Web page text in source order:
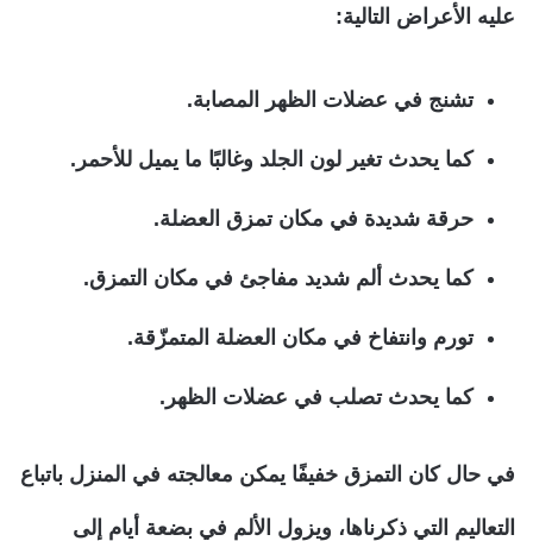
عليه الأعراض التالية:
تشنج في عضلات الظهر المصابة.
كما يحدث تغير لون الجلد وغالبًا ما يميل للأحمر.
حرقة شديدة في مكان تمزق العضلة.
كما يحدث ألم شديد مفاجئ في مكان التمزق.
تورم وانتفاخ في مكان العضلة المتمزّقة.
كما يحدث تصلب في عضلات الظهر.
في حال كان التمزق خفيفًا يمكن معالجته في المنزل باتباع
التعاليم التي ذكرناها، ويزول الألم في بضعة أيام إلى